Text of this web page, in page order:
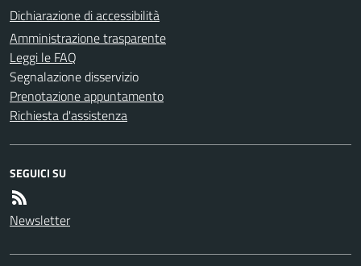
Dichiarazione di accessibilità
Amministrazione trasparente
Leggi le FAQ
Segnalazione disservizio
Prenotazione appuntamento
Richiesta d'assistenza
SEGUICI SU
Newsletter